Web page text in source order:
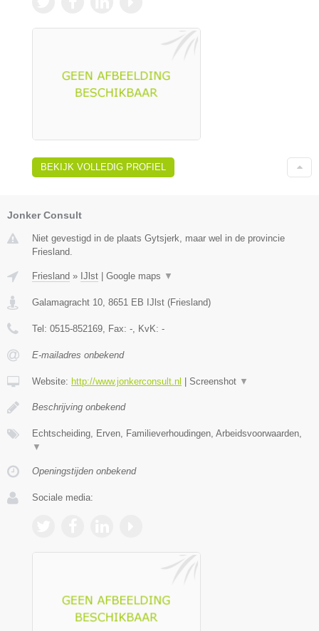
BEKIJK VOLLEDIG PROFIEL
Jonker Consult
Niet gevestigd in de plaats Gytsjerk, maar wel in de provincie
Friesland.
Friesland » IJlst Google maps ▼
Galamagracht 10, 8651 EB IJlst (Friesland)
Tel: 0515-852169, Fax: -, KvK: -
E-mailadres onbekend
Website: http://www.jonkerconsult.nl Screenshot ▼
Beschrijving onbekend
Echtscheiding, Erven, Familieverhoudingen, Arbeidsvoorwaarden,
▼
Openingstijden onbekend
Sociale media: